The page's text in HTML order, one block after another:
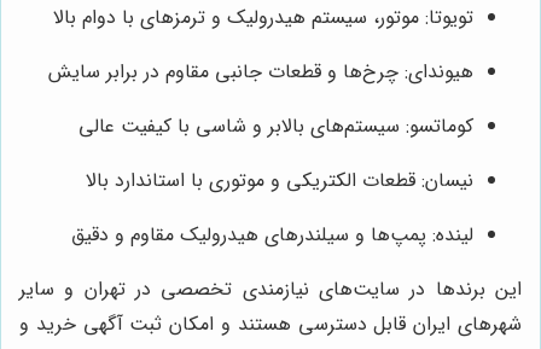
تویوتا: موتور، سیستم هیدرولیک و ترمزهای با دوام بالا
هیوندای: چرخ‌ها و قطعات جانبی مقاوم در برابر سایش
کوماتسو: سیستم‌های بالابر و شاسی با کیفیت عالی
نیسان: قطعات الکتریکی و موتوری با استاندارد بالا
لینده: پمپ‌ها و سیلندرهای هیدرولیک مقاوم و دقیق
این برندها در سایت‌های نیازمندی تخصصی در تهران و سایر
شهرهای ایران قابل دسترسی هستند و امکان ثبت آگهی خرید و